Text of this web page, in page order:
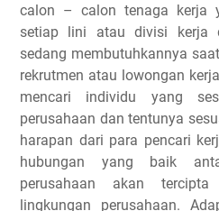
calon – calon tenaga kerja
setiap lini atau divisi kerja
sedang membutuhkannya
rekrutmen atau lowongan
mencari individu yang
perusahaan dan tentunya
harapan dari para pencari
hubungan yang baik
perusahaan akan
lingkungan perusahaan.